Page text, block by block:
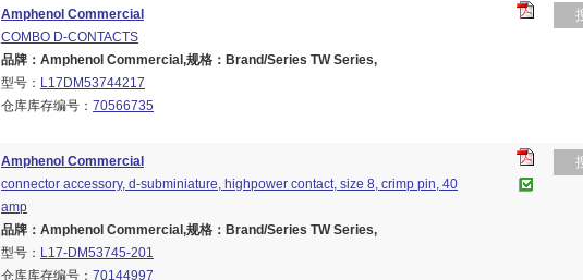
Amphenol Commercial
COMBO D-CONTACTS
品牌：Amphenol Commercial,规格：Brand/Series TW Series,
型号： L17DM53744217
仓库库存编号： 70566735
Amphenol Commercial
connector accessory, d-subminiature, highpower contact, size 8, crimp pin, 40
amp
品牌：Amphenol Commercial,规格：Brand/Series TW Series,
型号： L17-DM53745-201
仓库库存编号： 70144997